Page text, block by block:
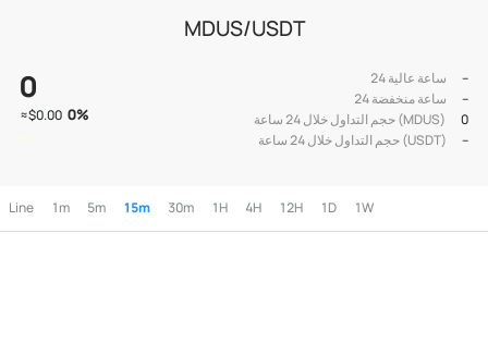
MDUS/USDT
0
≈$0.00 0%
24 ساعة عالية
--
24 ساعة منخفضة
--
حجم التداول خلال 24 ساعة (MDUS)
0
حجم التداول خلال 24 ساعة (USDT)
--
Line 1m 5m 15m 30m 1H 4H 12H 1D 1W